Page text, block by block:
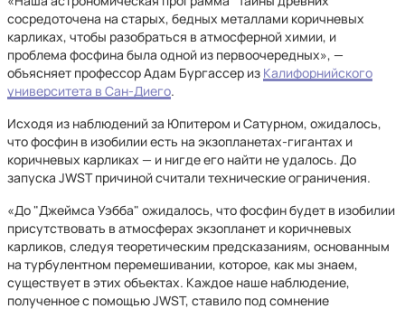
сосредоточена на старых, бедных металлами коричневых
карликах, чтобы разобраться в атмосферной химии, и
проблема фосфина была одной из первоочередных», —
объясняет профессор Адам Бургассер из Калифорнийского
университета в Сан-Диего.
Исходя из наблюдений за Юпитером и Сатурном, ожидалось,
что фосфин в изобилии есть на экзопланетах-гигантах и
коричневых карликах — и нигде его найти не удалось. До
запуска JWST причиной считали технические ограничения.
«До "Джеймса Уэбба" ожидалось, что фосфин будет в изобилии
присутствовать в атмосферах экзопланет и коричневых
карликов, следуя теоретическим предсказаниям, основанным
на турбулентном перемешивании, которое, как мы знаем,
существует в этих объектах. Каждое наше наблюдение,
полученное с помощью JWST, ставило под сомнение